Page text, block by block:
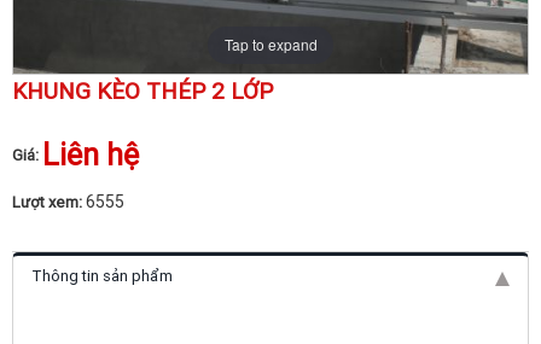
Tap to expand
KHUNG KÈO THÉP 2 LỚP
Giá: Liên hệ
Lượt xem: 6555
Thông tin sản phẩm